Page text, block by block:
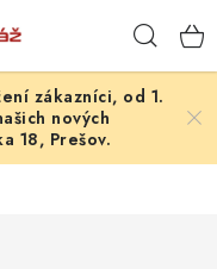
zákazníci, od 1.
nových
18, Prešov.